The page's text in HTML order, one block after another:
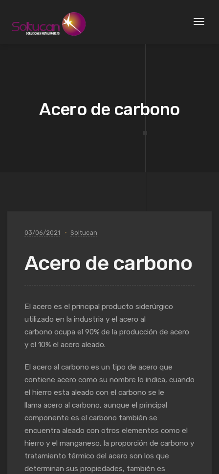
Acero de carbono
03/06/2021 Soltucan
Acero de carbono
El acero es el principal producto siderúrgico
utilizado en la industria y el acero al
carbono ocupa el 90% de la producción de acero
y el 10% el acero aleado.
El acero al carbono es un tipo de acero que
contiene acero como su nombre lo indica, cuando
el hierro esta aleado con el carbono se le
llama acero al carbono, aunque el principal
componente es el carbono también se
encuentra aleado con otros elementos como el
hierro y el manganeso, la proporción de carbono y
tratamiento térmico del acero son los que
determinan sus propiedades, también es